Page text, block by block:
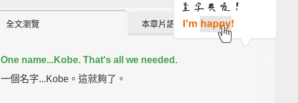
全文瀏覽 本章片語 (3)
One name...Kobe. That's all we needed.
一個名字...Kobe。這就夠了。